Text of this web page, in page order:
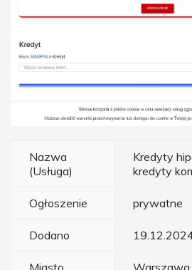
Nazwa
(Usługa)
Kredyty
kredyty
Ogłoszenie prywatne
Dodano